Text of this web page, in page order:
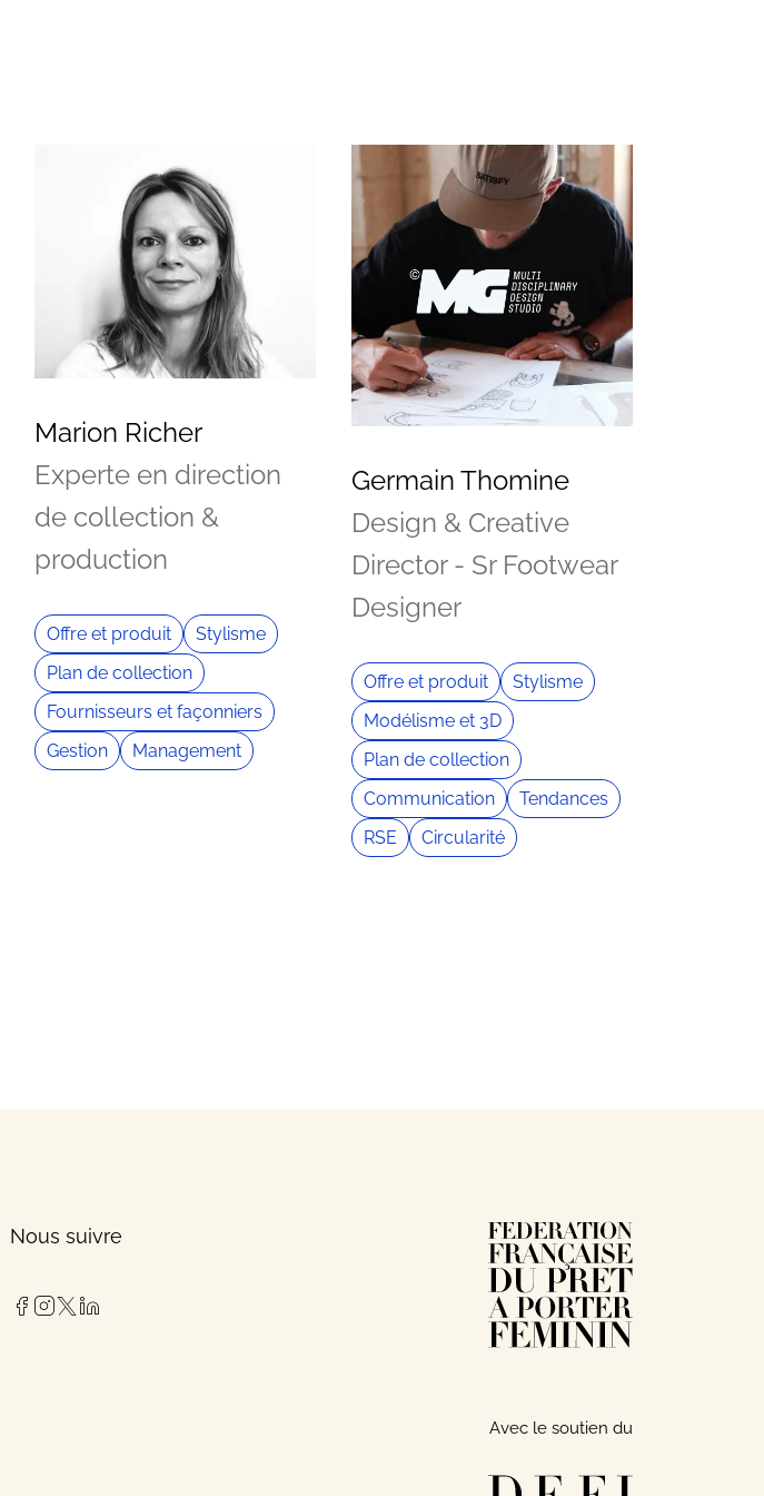
Marion Richer
Experte en direction
de collection &
production
Offre et produit
Stylisme
Plan de collection
Fournisseurs et façonniers
Gestion
Management
Germain Thomine
Design & Creative
Director - Sr Footwear
Designer
Offre et produit
Stylisme
Modélisme et 3D
Plan de collection
Communication
Tendances
RSE
Circularité
Nous suivre
Avec le soutien du